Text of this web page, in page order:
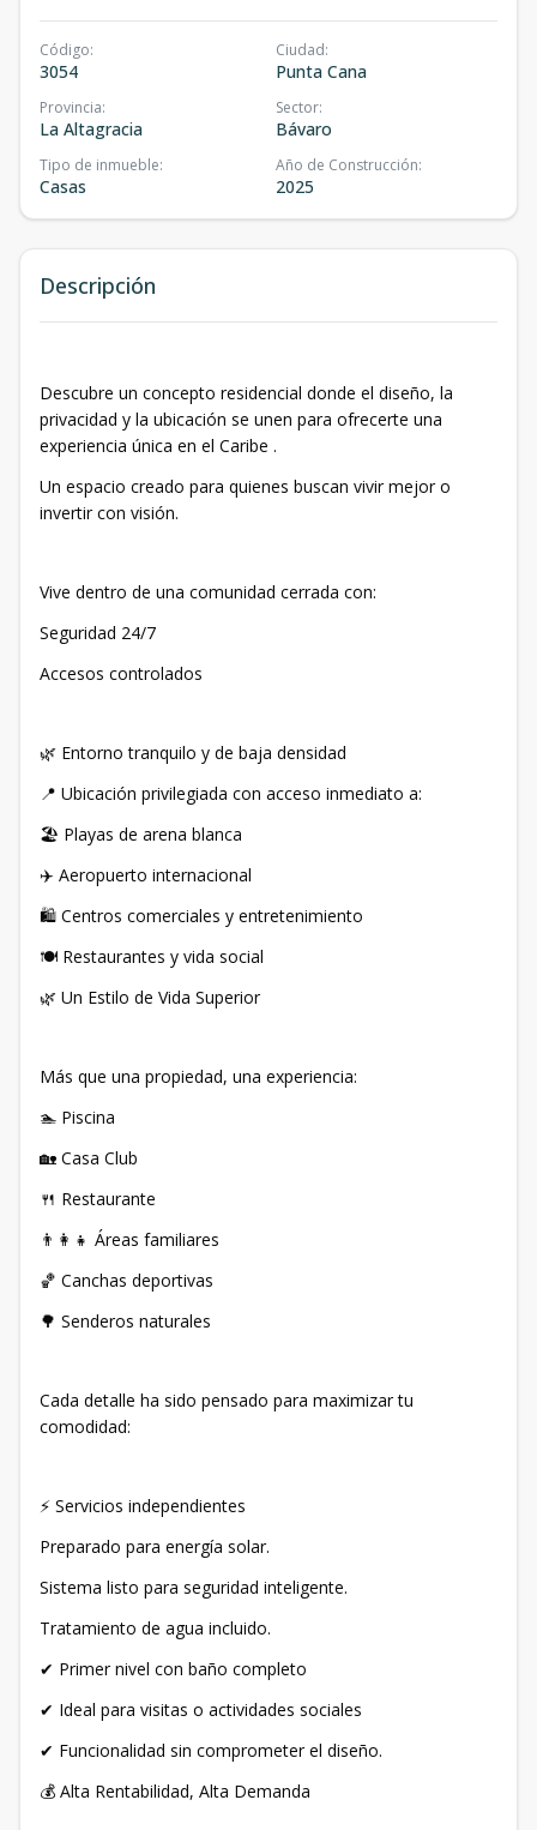
Código:
3054
Ciudad:
Punta Cana
Provincia:
La Altagracia
Sector:
Bávaro
Tipo de inmueble:
Casas
Año de Construcción:
2025
Descripción
Descubre un concepto residencial donde el diseño, la
privacidad y la ubicación se unen para ofrecerte una
experiencia única en el Caribe .
Un espacio creado para quienes buscan vivir mejor o
invertir con visión.
Vive dentro de una comunidad cerrada con:
Seguridad 24/7
Accesos controlados
🌿 Entorno tranquilo y de baja densidad
📍 Ubicación privilegiada con acceso inmediato a:
🏖️ Playas de arena blanca
✈️ Aeropuerto internacional
🛍️ Centros comerciales y entretenimiento
🍽️ Restaurantes y vida social
🌿 Un Estilo de Vida Superior
Más que una propiedad, una experiencia:
🏊 Piscina
🏡 Casa Club
🍴 Restaurante
👨‍👩‍👧 Áreas familiares
🏀 Canchas deportivas
🌳 Senderos naturales
Cada detalle ha sido pensado para maximizar tu
comodidad:
⚡ Servicios independientes
Preparado para energía solar.
Sistema listo para seguridad inteligente.
Tratamiento de agua incluido.
✔ Primer nivel con baño completo
✔ Ideal para visitas o actividades sociales
✔ Funcionalidad sin comprometer el diseño.
💰 Alta Rentabilidad, Alta Demanda